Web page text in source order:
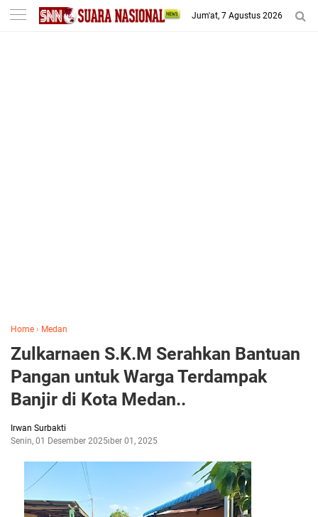
-->
Jum'at, 7 Agustus 2026
Home › Medan
Zulkarnaen S.K.M Serahkan Bantuan
Pangan untuk Warga Terdampak
Banjir di Kota Medan..
Irwan Surbakti
Senin, 01 Desember 2025Desember 01, 2025